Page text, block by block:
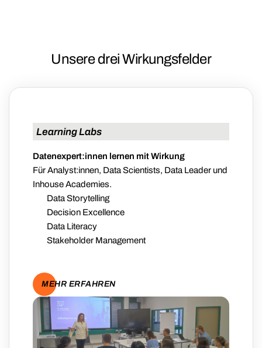
Unsere drei Wirkungsfelder
Learning Labs
Datenexpert:innen lernen mit Wirkung
Für Analyst:innen, Data Scientists, Data Leader und
Inhouse Academies.
Data Storytelling
Decision Excellence
Data Literacy
Stakeholder Management
MEHR ERFAHREN